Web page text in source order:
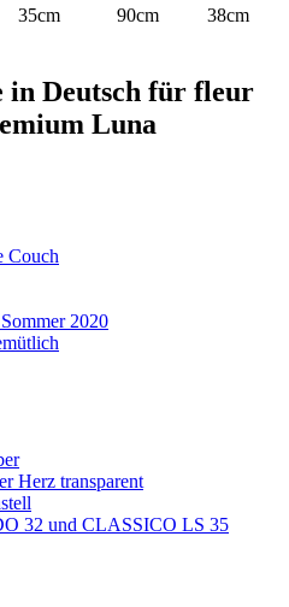
35cm 90cm 38cm
in Deutsch für fleur
Luna
Couch
2020
Herz transparent
32 und CLASSICO LS 35